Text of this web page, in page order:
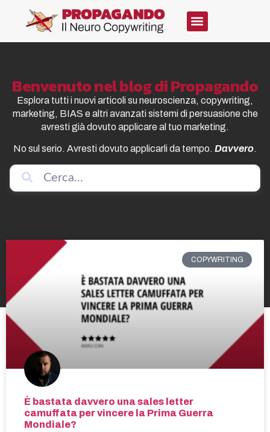
Benvenuto nel blog di Propagando
Esplora tutti i nuovi articoli su neuroscienza, copywriting,
marketing, BIAS e altri avanzati sistemi di persuasione che
avresti già dovuto applicare al tuo marketing.
No sul serio. Avresti dovuto applicarli da tempo. Davvero.
COPYWRITING
È bastata davvero una sales letter
camuffata per vincere la Prima Guerra
Mondiale?